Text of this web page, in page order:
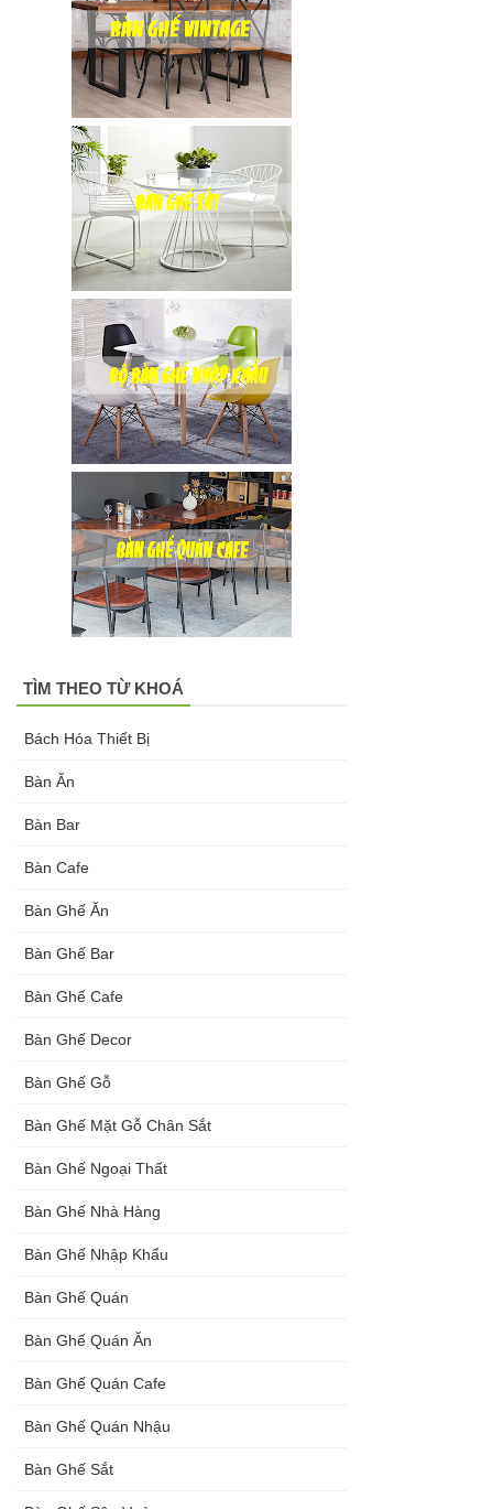
chân mạ
vàng ghế
nhung xanh
rêu, xanh
coban tiếp
khách sang
TÌM THEO TỪ KHOÁ
Bách Hóa Thiết Bị
Bàn Ăn
Bàn Bar
Bàn Cafe
Bàn Ghế Ăn
Bàn Ghế Bar
Bàn Ghế Cafe
Bàn Ghế Decor
Bàn Ghế Gỗ
Bàn Ghế Mặt Gỗ Chân Sắt
Bàn Ghế Ngoại Thất
Bàn Ghế Nhà Hàng
Bàn Ghế Nhập Khẩu
Bàn Ghế Quán
Bàn Ghế Quán Ăn
Bàn Ghế Quán Cafe
Bàn Ghế Quán Nhậu
Bàn Ghế Sắt